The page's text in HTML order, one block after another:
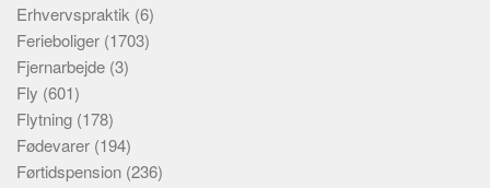
Erhvervspraktik (6)
Ferieboliger (1703)
Fjernarbejde (3)
Fly (601)
Flytning (178)
Fødevarer (194)
Førtidspension (236)